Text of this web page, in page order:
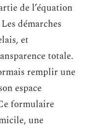
de l’équation
démarches
et
totale.
remplir une
espace
formulaire
une